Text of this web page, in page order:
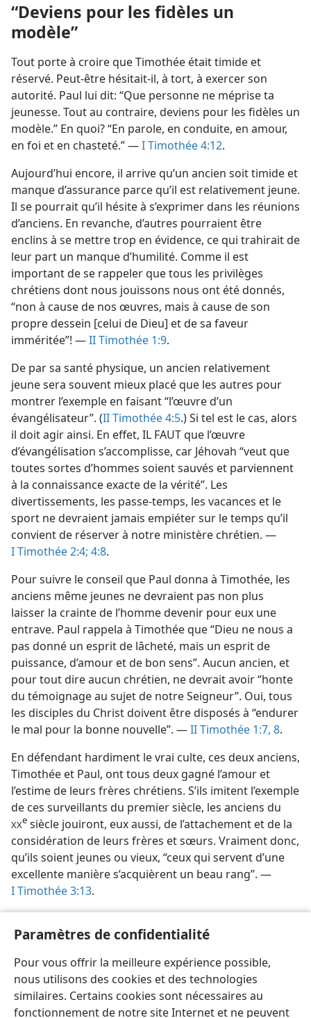
Paramètres de confidentialité
Pour vous offrir la meilleure expérience possible,
nous utilisons des cookies et des technologies
similaires. Certains cookies sont nécessaires au
fonctionnement de notre site Internet et ne peuvent
“Deviens pour les fidèles un
modèle”
Tout porte à croire que Timothée était timide et
réservé. Peut-être hésitait-​il, à tort, à exercer son
autorité. Paul lui dit: “Que personne ne méprise ta
jeunesse. Tout au contraire, deviens pour les fidèles un
modèle.” En quoi? “En parole, en conduite, en amour,
en foi et en chasteté.” —I Timothée 4:12.
Aujourd’hui encore, il arrive qu’un ancien soit timide et
manque d’assurance parce qu’il est relativement jeune.
Il se pourrait qu’il hésite à s’exprimer dans les réunions
d’anciens. En revanche, d’autres pourraient être
enclins à se mettre trop en évidence, ce qui trahirait de
leur part un manque d’humilité. Comme il est
important de se rappeler que tous les privilèges
chrétiens dont nous jouissons nous ont été donnés,
“non à cause de nos œuvres, mais à cause de son
propre dessein [celui de Dieu] et de sa faveur
imméritée”! —II Timothée 1:9.
De par sa santé physique, un ancien relativement
jeune sera souvent mieux placé que les autres pour
montrer l’exemple en faisant “l’œuvre d’un
évangélisateur”. (II Timothée 4:5.) Si tel est le cas, alors
il doit agir ainsi. En effet, IL FAUT que l’œuvre
d’évangélisation s’accomplisse, car Jéhovah “veut que
toutes sortes d’hommes soient sauvés et parviennent
à la connaissance exacte de la vérité”. Les
divertissements, les passe-temps, les vacances et le
sport ne devraient jamais empiéter sur le temps qu’il
convient de réserver à notre ministère chrétien. —
I Timothée 2:4; 4:8.
Pour suivre le conseil que Paul donna à Timothée, les
anciens même jeunes ne devraient pas non plus
laisser la crainte de l’homme devenir pour eux une
entrave. Paul rappela à Timothée que “Dieu ne nous a
pas donné un esprit de lâcheté, mais un esprit de
puissance, d’amour et de bon sens”. Aucun ancien, et
pour tout dire aucun chrétien, ne devrait avoir “honte
du témoignage au sujet de notre Seigneur”. Oui, tous
les disciples du Christ doivent être disposés à “endurer
le mal pour la bonne nouvelle”. —II Timothée 1:7, 8.
En défendant hardiment le vrai culte, ces deux anciens,
Timothée et Paul, ont tous deux gagné l’amour et
l’estime de leurs frères chrétiens. S’ils imitent l’exemple
de ces surveillants du premier siècle, les anciens du
XXe siècle jouiront, eux aussi, de l’attachement et de la
considération de leurs frères et sœurs. Vraiment donc,
qu’ils soient jeunes ou vieux, “ceux qui servent d’une
excellente manière s’acquièrent un beau rang”. —
I Timothée 3:13.
l’expérience de ceux qui sont plus âgés qu’eux.